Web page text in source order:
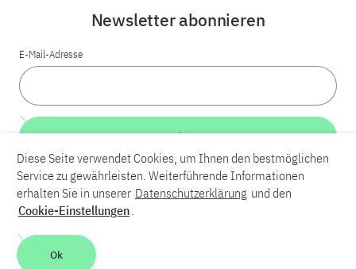
LinkedInBlueskyYouTube
Kontakt
Barrierefreiheit
Newsletter abonnieren
E-Mail-Adresse
Weiter
Diese Seite verwendet Cookies, um Ihnen den bestmöglichen
Service zu gewährleisten. Weiterführende Informationen
erhalten Sie in unserer Datenschutzerklärung und den
Cookie-Einstellungen.
Ok